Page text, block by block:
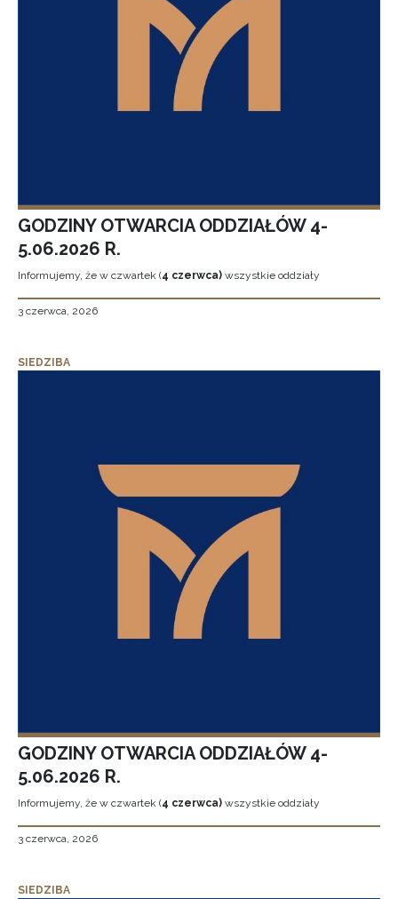
GODZINY OTWARCIA ODDZIAŁÓW 4-
5.06.2026 R.
Informujemy, że w czwartek (4 czerwca) wszystkie oddziały
3 czerwca, 2026
SIEDZIBA
GODZINY OTWARCIA ODDZIAŁÓW 4-
5.06.2026 R.
Informujemy, że w czwartek (4 czerwca) wszystkie oddziały
3 czerwca, 2026
SIEDZIBA